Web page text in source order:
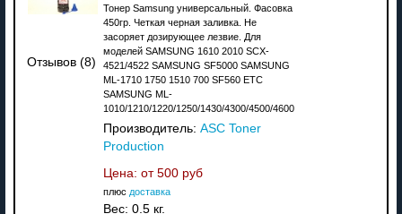
Отзывов (8)
Тонер Samsung универсальный. Фасовка
450гр. Четкая черная заливка. Не
засоряет дозирующее лезвие. Для
моделей SAMSUNG 1610 2010 SCX-
4521/4522 SAMSUNG SF5000 SAMSUNG
ML-1710 1750 1510 700 SF560 ETC
SAMSUNG ML-
1010/1210/1220/1250/1430/4300/4500/4600
Производитель: ASC Toner
Production
Цена: от 500 руб
плюс доставка
Вес: 0.5 кг.